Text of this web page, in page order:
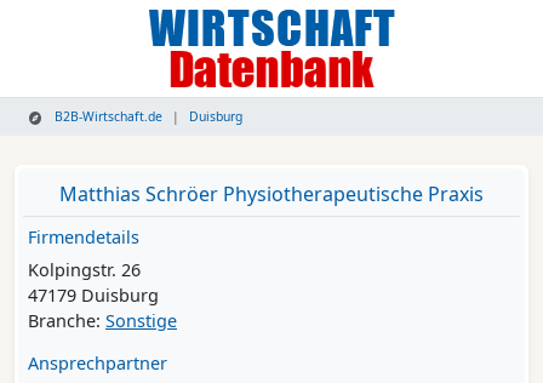
B2B-Wirtschaft.de Duisburg
Matthias Schröer Physiotherapeutische Praxis
Firmendetails
Kolpingstr. 26
47179 Duisburg
Branche: Sonstige
Ansprechpartner